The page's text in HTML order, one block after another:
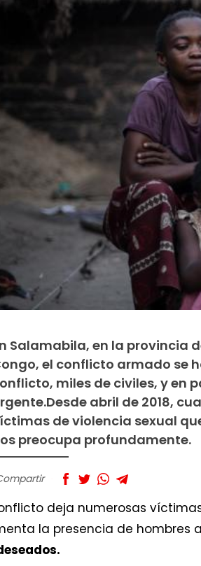
Salamabila, en la provincia
el conflicto armado se
miles de civiles, y en
abril de 2018,
de violencia sexual
preocupa profundamente.
deja numerosas
la presencia de hombres